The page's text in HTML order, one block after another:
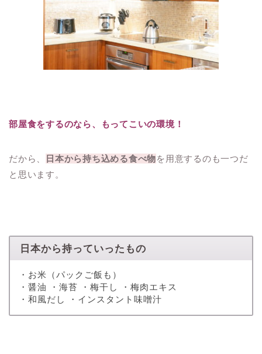
部屋食をするのなら、もってこいの環境！
だから、 日本から持ち込める食べ物を用意するのも一つだ
と思います。
日本から持っていったもの
・お米（パックご飯も）
・醤油 ・海苔 ・梅干し ・梅肉エキス
・和風だし ・インスタント味噌汁